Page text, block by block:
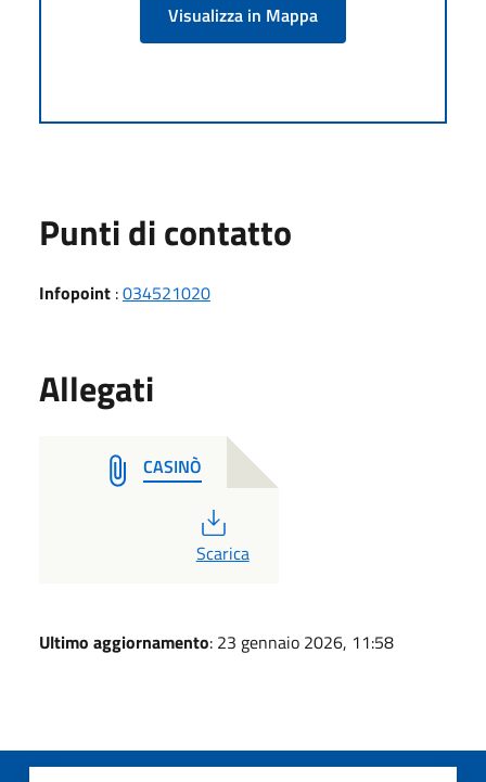
Visualizza in Mappa
Punti di contatto
Infopoint :034521020
Allegati
CASINÒ
PDF
Scarica
Ultimo aggiornamento: 23 gennaio 2026, 11:58